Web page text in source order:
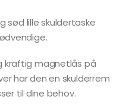
sød lille skuldertaske
kraftig magnetlås på
har den en skulderrem
til dine behov.